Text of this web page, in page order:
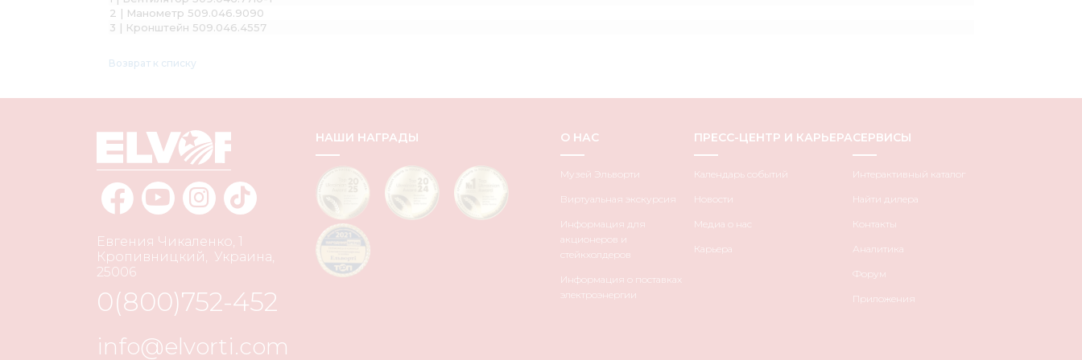
2 | Манометр 509.046.9090
3 | Кронштейн 509.046.4557
Возврат к списку
Евгения Чикаленко, 1
Кропивницкий
Украина
25006
0(800)752-452
info@elvorti.com
НАШИ НАГРАДЫ О НАС
Музей Эльворти
Виртуальная экскурсия
Информация для
акционеров и
стейкхолдеров
Информация о поставках
электроэнергии
ПРЕСС-ЦЕНТР И КАРЬЕРА
Календарь событий
Новости
Медиа о нас
Карьера
СЕРВИСЫ
Интерактивный каталог
Найти дилера
Контакты
Аналитика
Форум
Приложения